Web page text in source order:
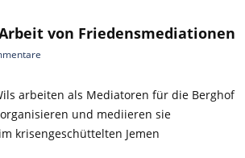
von Friedensmediationen
arbeiten als Mediatoren für die Berghof
und mediieren sie
krisengeschüttelten Jemen